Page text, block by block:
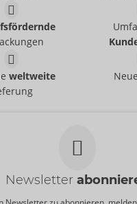
Brand
Anal
fetish
Dog Mask
weltweite
Newsletter